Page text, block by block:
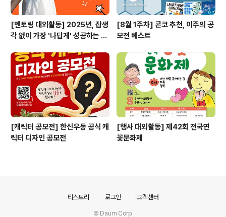
[멘토링 대외활동] 2025년, 잡생
각 없이 가장 '나답게' 성공하는 법
[8월 1주차] 콘코 추천, 이주의 공
모전 베스트
[캐릭터 공모전] 한신우동 공식 캐
릭터 디자인 공모전
[행사 대외활동] 제42회 전국연
꽃문화제
티스토리 로그인 고객센터
© Daum Corp.